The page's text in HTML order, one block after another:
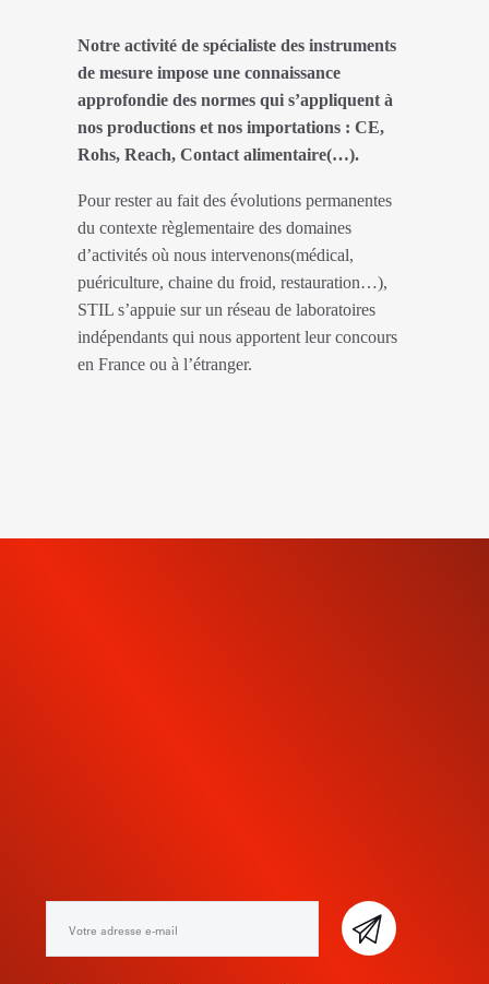
Notre activité de spécialiste des instruments
de mesure impose une connaissance
approfondie des normes qui s’appliquent à
nos productions et nos importations : CE,
Rohs, Reach, Contact alimentaire(…).
Pour rester au fait des évolutions permanentes
du contexte règlementaire des domaines
d’activités où nous intervenons(médical,
puériculture, chaine du froid, restauration…),
STIL s’appuie sur un réseau de laboratoires
indépendants qui nous apportent leur concours
en France ou à l’étranger.